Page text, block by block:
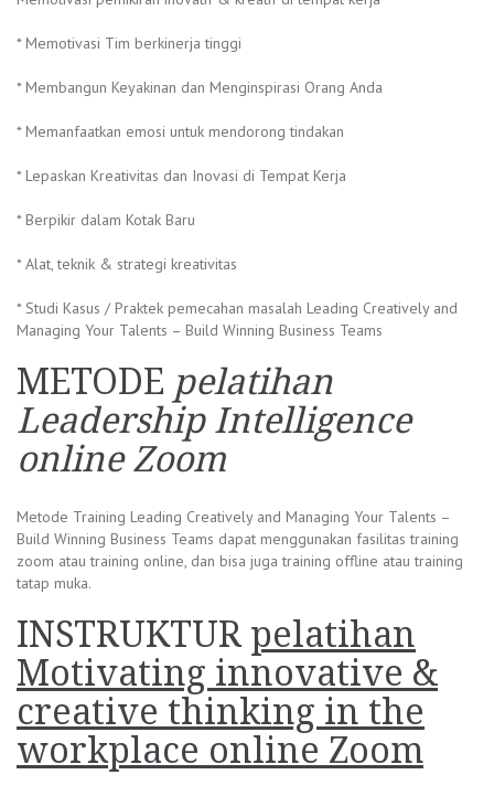
* Memotivasi Tim berkinerja tinggi
* Membangun Keyakinan dan Menginspirasi Orang Anda
* Memanfaatkan emosi untuk mendorong tindakan
* Lepaskan Kreativitas dan Inovasi di Tempat Kerja
* Berpikir dalam Kotak Baru
* Alat, teknik & strategi kreativitas
* Studi Kasus / Praktek pemecahan masalah Leading Creatively and
Managing Your Talents – Build Winning Business Teams
METODE pelatihan
Leadership Intelligence
online Zoom
Metode Training Leading Creatively and Managing Your Talents –
Build Winning Business Teams dapat menggunakan fasilitas training
zoom atau training online, dan bisa juga training offline atau training
tatap muka.
INSTRUKTUR pelatihan
Motivating innovative &
creative thinking in the
workplace online Zoom